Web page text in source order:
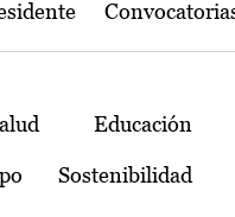
Educación
Sostenibilidad